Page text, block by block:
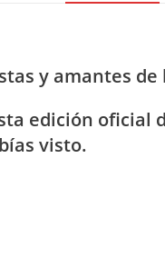
y amantes de
edición oficial
visto.